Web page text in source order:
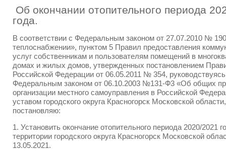
Об окончании отопительного периода
года.
В соответствии с Федеральным законом от 27.07.2010 №
теплоснабжении», пунктом 5 Правил предоставления
услуг собственникам и пользователям помещений в
домах и жилых домов, утвержденных постановлением
Российской Федерации от 06.05.2011 № 354, руководствуясь
Федеральным законом от 06.10.2003 №131-Ф3 «Об общих
организации местного самоуправления в Российской
уставом городского округа Красногорск Московской области,
постановляю:
1. Установить окончание отопительного периода 2020/2021
территории городского округа Красногорск Московской
13.05.2021.